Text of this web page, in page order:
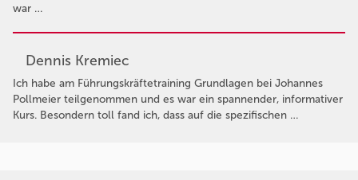
war …
Dennis Kremiec
Ich habe am Führungskräftetraining Grundlagen bei Johannes
Pollmeier teilgenommen und es war ein spannender, informativer
Kurs. Besondern toll fand ich, dass auf die spezifischen …